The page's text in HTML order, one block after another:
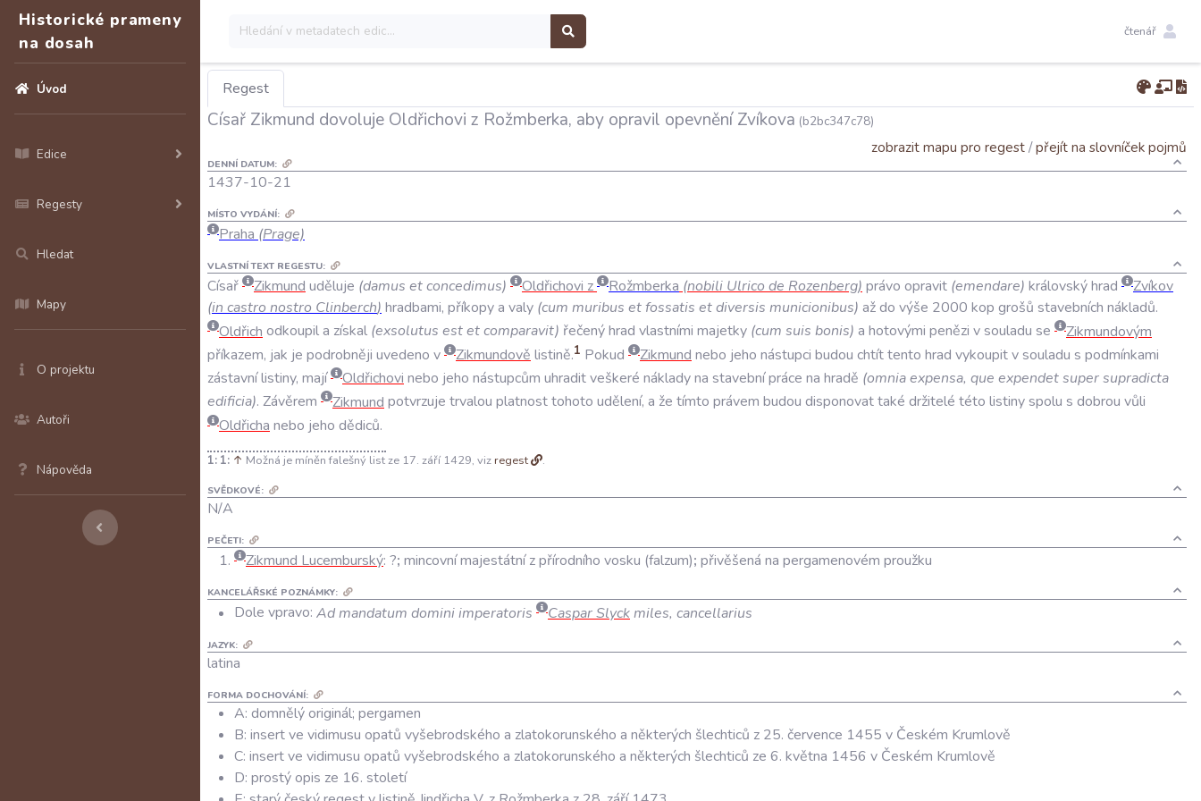
Historické prameny
na dosah
Úvod
Edice
Regesty
Hledat
Mapy
O projektu
Autoři
Nápověda
čtenář
Regest
Císař Zikmund dovoluje Oldřichovi z Rožmberka, aby opravil opevnění Zvíkova (b2bc347c78)
zobrazit mapu pro regest/přejít na slovníček pojmů
DENNÍ DATUM:
1437-10-21
MÍSTO VYDÁNÍ:
Praha (Prage)
VLASTNÍ TEXT REGESTU:
Císař Zikmund uděluje (damus etconcedimus) Oldřichovi z Rožmberka (nobili Ulrico de Rozenberg) právo opravit (emendare) královskýhrad
Zvíkov
(in castro nostro Clinberch) hradbami, příkopya valy (cum muribus etfossatis etdiversis municionibus) aždo výše 2000 kop grošů stavebních nákladů.
Oldřich odkoupila získal (exsolutus estetcomparavit) řečenýhrad vlastními majetky (cum suis bonis) a hotovými penězi vsouladu se
Zikmundovým
příkazem, jak je podrobněji uvedeno v Zikmundově listině.1 Pokud Zikmund nebo jeho nástupci budou chtíttento hrad vykoupitvsouladu s podmínkami
zástavnílistiny, mají Oldřichovi nebo jeho nástupcům uhraditveškeré nákladyna stavebnípráce na hradě (omniaexpensa, que expendetsupersupradicta
edificia). Závěrem Zikmund potvrzuje trvalou platnosttohoto udělení, a že tímto právem budou disponovattaké držitelé této listinyspolu s dobrou vůli
Oldřicha nebo jeho dědiců.
1: ↑ Možná je míněn falešný list ze 17. září 1429, viz regest .
SVĚDKOVÉ:
N/A
PEČETI:
Zikmund Lucemburský: ?; mincovní majestátní z přírodního vosku (falzum); přivěšená na pergamenovém proužku
KANCELÁŘSKÉ POZNÁMKY:
Dole vpravo: Ad mandatum domini imperatoris Caspar Slyckmiles, cancellarius
JAZYK:
latina
FORMA DOCHOVÁNÍ:
A: domnělý originál; pergamen
B: insert ve vidimusu opatů vyšebrodského a zlatokorunského a některých šlechticů z 25. července 1455 v Českém Krumlově
C: insert ve vidimusu opatů vyšebrodského a zlatokorunského a některých šlechticů ze 6. května 1456 v Českém Krumlově
D: prostý opis ze 16. století